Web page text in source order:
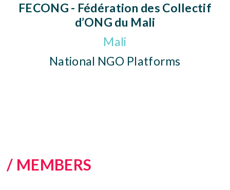
FECONG - Fédération des Collectif
d’ONG du Mali
Mali
National NGO Platforms
/ MEMBERS